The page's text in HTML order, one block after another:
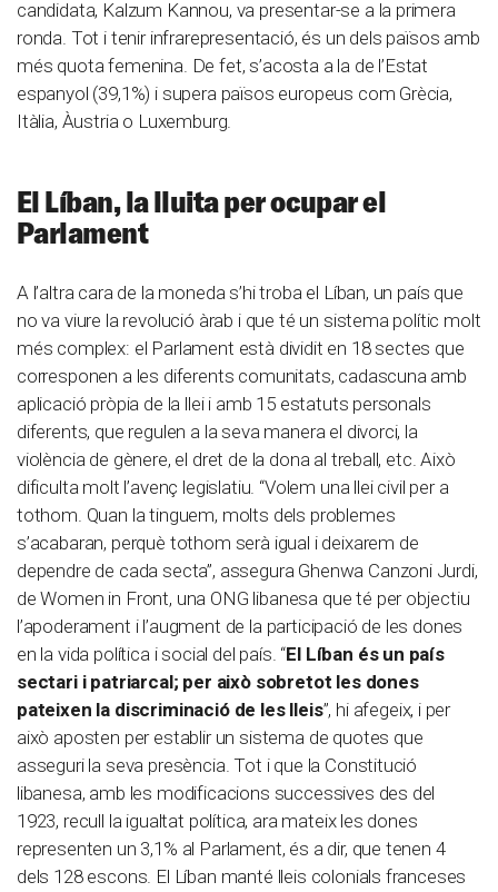
candidata, Kalzum Kannou, va presentar-se a la primera
ronda. Tot i tenir infrarepresentació, és un dels països amb
més quota femenina. De fet, s’acosta a la de l’Estat
espanyol (39,1%) i supera països europeus com Grècia,
Itàlia, Àustria o Luxemburg.
El Líban, la lluita per ocupar el
Parlament
A l’altra cara de la moneda s’hi troba el Líban, un país que
no va viure la revolució àrab i que té un sistema polític molt
més complex: el Parlament està dividit en 18 sectes que
corresponen a les diferents comunitats, cadascuna amb
aplicació pròpia de la llei i amb 15 estatuts personals
diferents, que regulen a la seva manera el divorci, la
violència de gènere, el dret de la dona al treball, etc. Això
dificulta molt l’avenç legislatiu. “Volem una llei civil per a
tothom. Quan la tinguem, molts dels problemes
s’acabaran, perquè tothom serà igual i deixarem de
dependre de cada secta”, assegura Ghenwa Canzoni Jurdi,
de Women in Front, una ONG libanesa que té per objectiu
l’apoderament i l’augment de la participació de les dones
en la vida política i social del país. “El Líban és un país
sectari i patriarcal; per això sobretot les dones
pateixen la discriminació de les lleis”, hi afegeix, i per
això aposten per establir un sistema de quotes que
asseguri la seva presència. Tot i que la Constitució
libanesa, amb les modificacions successives des del
1923, recull la igualtat política, ara mateix les dones
representen un 3,1% al Parlament, és a dir, que tenen 4
dels 128 escons. El Líban manté lleis colonials franceses